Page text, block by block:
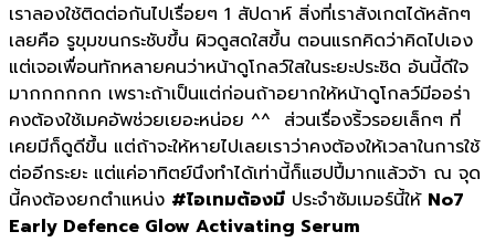
เราลองใช้ติดต่อกันไปเรื่อยๆ 1 สัปดาห์ สิ่งที่เราสังเกตได้หลักๆ
เลยคือ รูขุมขนกระชับขึ้น ผิวดูสดใสขึ้น ตอนแรกคิดว่าคิดไปเอง
แต่เจอเพื่อนทักหลายคนว่าหน้าดูโกลว์ใสในระยะประชิด อันนี้ดีใจ
มากกกกกก เพราะถ้าเป็นแต่ก่อนถ้าอยากให้หน้าดูโกลว์มีออร่า
คงต้องใช้เมคอัพช่วยเยอะหน่อย ^^ ส่วนเรื่องริ้วรอยเล็กๆ ที่
เคยมีก็ดูดีขึ้น แต่ถ้าจะให้หายไปเลยเราว่าคงต้องให้เวลาในการใช้
ต่ออีกระยะ แต่แค่อาทิตย์นึงทำได้เท่านี้ก็แฮปปี้มากแล้วจ้า ณ จุด
นี้คงต้องยกตำแหน่ง #ไอเทมต้องมี ประจำซัมเมอร์นี้ให้ No7
Early Defence Glow Activating Serum